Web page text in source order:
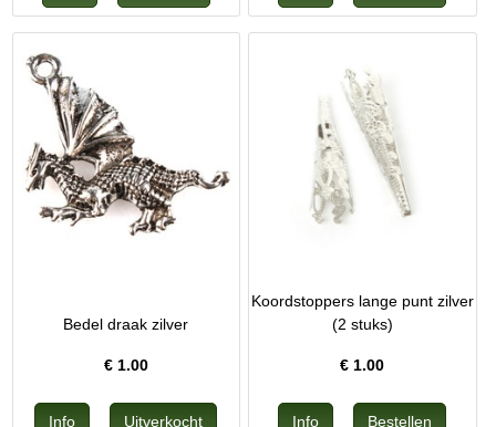
Bedel draak zilver
€ 1.00
Koordstoppers lange punt zilver
(2 stuks)
€1.00